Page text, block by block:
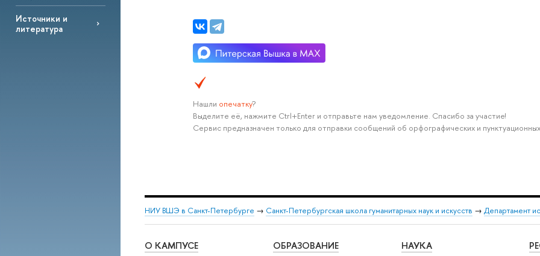
Источники и
литература
Нашли опечатку?
Выделите её, нажмите Ctrl+Enter и отправьте нам уведомление. Спасибо за участие!
Сервис предназначен только для отправки сообщений об орфографических и
НИУ ВШЭ в Санкт-Петербурге → Санкт-Петербургская школа гуманитарных наук и искусств → Департамент
О КАМПУСЕ ОБРАЗОВАНИЕ НАУКА